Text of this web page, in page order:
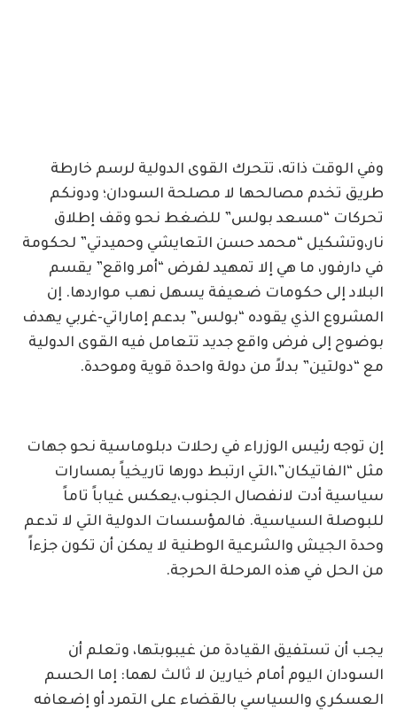
وفي الوقت ذاته، تتحرك القوى الدولية لرسم خارطة
طريق تخدم مصالحها لا مصلحة السودان؛ ودونكم
تحركات “مسعد بولس” للضغط نحو وقف إطلاق
نار،وتشكيل “محمد حسن التعايشي وحميدتي” لحكومة
في دارفور، ما هي إلا تمهيد لفرض “أمر واقع” يقسم
البلاد إلى حكومات ضعيفة يسهل نهب مواردها. إن
المشروع الذي يقوده “بولس” بدعم إماراتي-غربي يهدف
بوضوح إلى فرض واقع جديد تتعامل فيه القوى الدولية
مع “دولتين” بدلاً من دولة واحدة قوية وموحدة.
إن توجه رئيس الوزراء في رحلات دبلوماسية نحو جهات
مثل “الفاتيكان”،التي ارتبط دورها تاريخياً بمسارات
سياسية أدت لانفصال الجنوب،يعكس غياباً تاماً
للبوصلة السياسية. فالمؤسسات الدولية التي لا تدعم
وحدة الجيش والشرعية الوطنية لا يمكن أن تكون جزءاً
من الحل في هذه المرحلة الحرجة.
يجب أن تستفيق القيادة من غيبوبتها، وتعلم أن
السودان اليوم أمام خيارين لا ثالث لهما: إما الحسم
العسكري والسياسي بالقضاء على التمرد أو إضعافه